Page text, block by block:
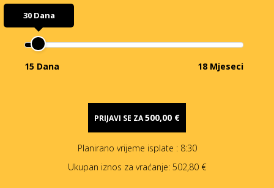
30 Dana
15 Dana 18 Mjeseci
PRIJAVI SE ZA500,00 €
Planirano vrijeme isplate : 8:30
Ukupan iznos za vraćanje: 502,80 €